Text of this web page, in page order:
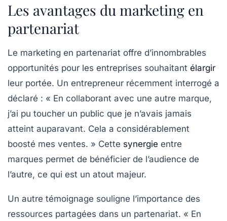
Les avantages du marketing en
partenariat
Le marketing en partenariat offre d’innombrables
opportunités pour les entreprises souhaitant élargir
leur portée. Un entrepreneur récemment interrogé a
déclaré : « En collaborant avec une autre marque,
j’ai pu toucher un public que je n’avais jamais
atteint auparavant. Cela a considérablement
boosté mes ventes. » Cette synergie entre
marques permet de bénéficier de l’audience de
l’autre, ce qui est un atout majeur.
Un autre témoignage souligne l’importance des
ressources partagées dans un partenariat. « En